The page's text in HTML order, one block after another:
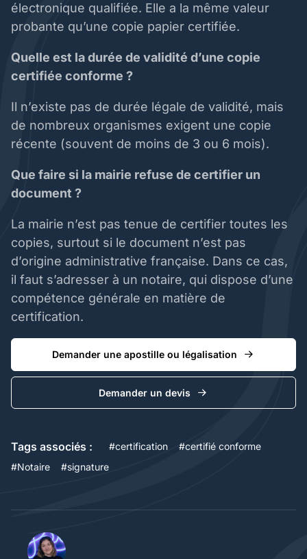
électronique qualifiée. Elle a la même valeur
probante qu’une copie papier certifiée.
Quelle est la durée de validité d’une copie
certifiée conforme ?
Il n’existe pas de durée légale de validité, mais
de nombreux organismes exigent une copie
récente (souvent de moins de 3 ou 6 mois).
Que faire si la mairie refuse de certifier un
document ?
La mairie n’est pas tenue de certifier toutes les
copies, surtout si le document n’est pas
d’origine administrative française. Dans ce cas,
il faut s’adresser à un notaire, qui dispose d’une
compétence générale en matière de
certification.
Demander une apostille ou légalisation
Demander un devis
Tags associés : #certification #certifié conforme
#Notaire #signature